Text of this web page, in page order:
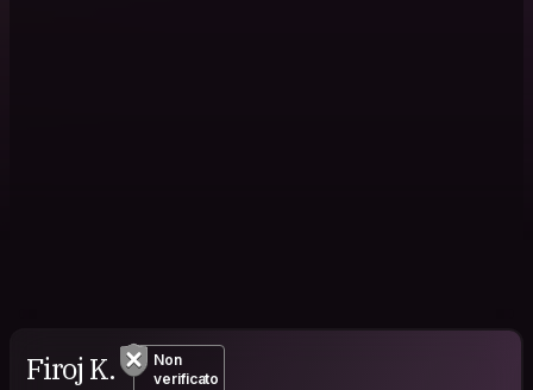
Firoj K.
Non
verificato